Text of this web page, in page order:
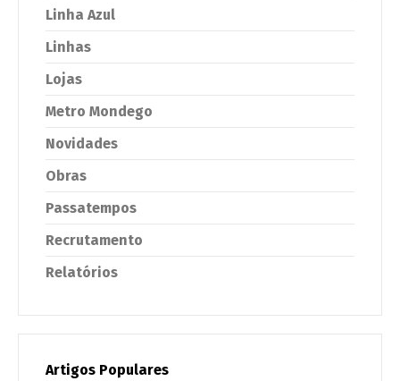
Linha Azul
Linhas
Lojas
Metro Mondego
Novidades
Obras
Passatempos
Recrutamento
Relatórios
Artigos Populares